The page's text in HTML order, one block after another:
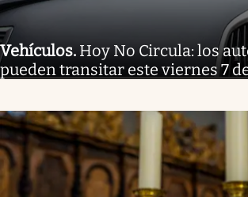
Vehículos. Hoy No Circula: los
pueden transitar este viernes 7